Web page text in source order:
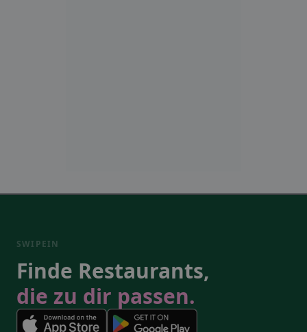
SWIPEIN
Finde Restaurants,
die zu dir passen.